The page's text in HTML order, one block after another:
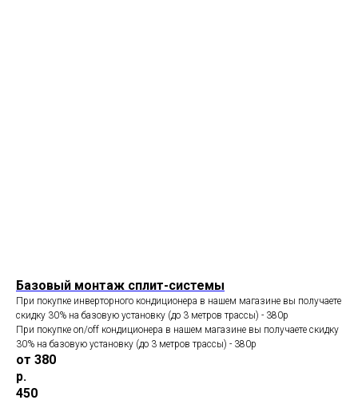
Базовый монтаж сплит-системы
При покупке инверторного кондиционера в нашем магазине вы получаете
скидку 30% на базовую установку (до 3 метров трассы) - 380p
При покупке on/off кондиционера в нашем магазине вы получаете скидку
30% на базовую установку (до 3 метров трассы) - 380p
от 380
р.
450